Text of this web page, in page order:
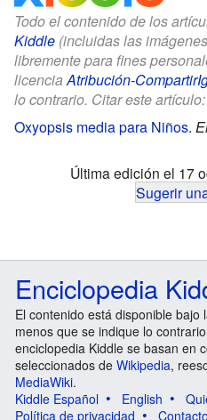
Todo el contenido de los
Kiddle (incluidas las
libremente para fines
licenciaAtribución-
lo contrario. Citar este artículo:
Oxyopsis media para Niños.
Última edición el 17
Sugerir
Enciclopedia
El contenido está disponible bajo
menos que se indique lo
enciclopedia Kiddle se basan en
seleccionados de Wikipedia,
MediaWiki.
Kiddle Español
English
Política de privacidad
Contacto